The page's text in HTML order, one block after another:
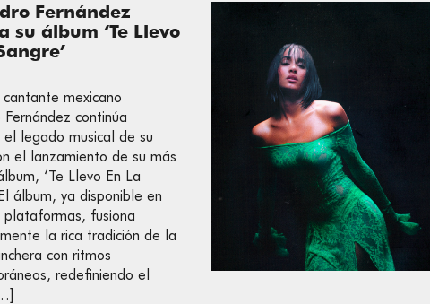
Fernández
su álbum ‘Te Llevo
cantante mexicano
Fernández continúa
el legado musical de su
el lanzamiento de su más
‘Te Llevo En La
álbum, ya disponible en
plataformas, fusiona
la rica tradición de la
con ritmos
redefiniendo el